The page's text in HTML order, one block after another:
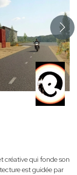
créative qui fonde son
est guidée par